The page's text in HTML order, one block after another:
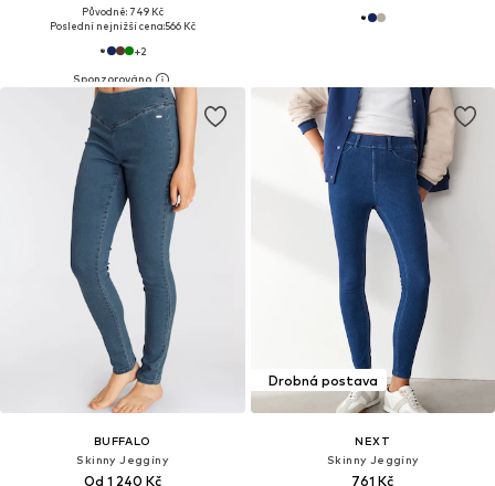
Původně: 749 Kč
Poslední nejnižší cena:566 Kč
+2
BUFFALO
Skinny Jeggíny
Od 1 240 Kč
Drobná postava
NEXT
Skinny Jeggíny
761 Kč